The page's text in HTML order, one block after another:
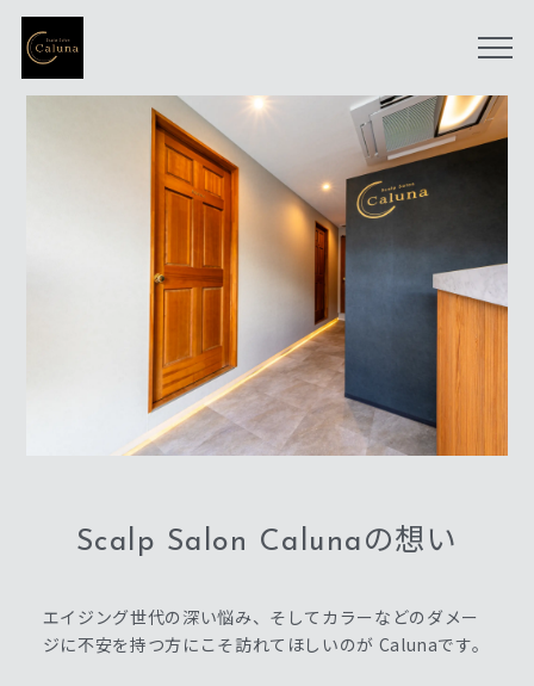
Scalp Salon Calunaの想い
エイジング世代の深い悩み、そしてカラーなどのダメー
ジに不安を持つ方にこそ訪れてほしいのが Calunaです。